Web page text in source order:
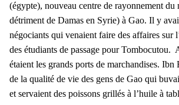
(égypte), nouveau centre de rayonnement du
détriment de Damas en Syrie) à Gao. Il y
négociants qui venaient faire des affaires sur
des étudiants de passage pour Tombocutou.
étaient les grands ports de marchandises. Ibn
de la qualité de vie des gens de Gao qui
et servaient des poissons grillés à l’huile à